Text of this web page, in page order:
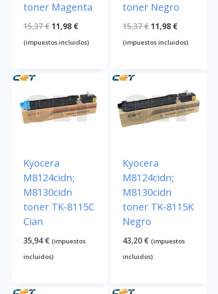
toner Magenta
15,37€ El
precio
11,98 €El
precio
(impuestos incluidos)
toner Negro
15,37€ El
precio
11,98 €El
precio
11,98 €.
(impuestos incluidos)
Kyocera
M8124cidn;
M8130cidn
toner TK-8115C
Cian
35,94€ (impuestos
incluidos)
Kyocera
M8124cidn;
M8130cidn
toner TK-8115K
Negro
43,20 € (impuestos
incluidos)